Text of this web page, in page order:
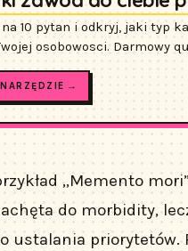
na 10 pytan i odkryj, jaki typ
osobowosci. Darmowy
→
„Memento
do morbidity,
ustalania priorytetów.